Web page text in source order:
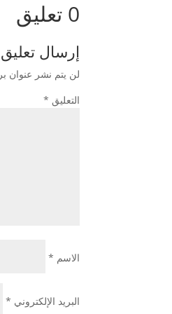
0 تعليق
إرسال تعليق
لن يتم نشر عنوان
التعليق *
الاسم *
البريد الإلكتروني *